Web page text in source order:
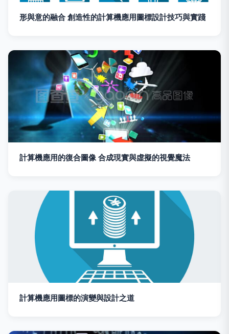
形與意的融合 創造性的計算機應用圖標設計技巧與實踐
計算機應用的復合圖像 合成現實與虛擬的視覺魔法
計算機應用圖標的演變與設計之道